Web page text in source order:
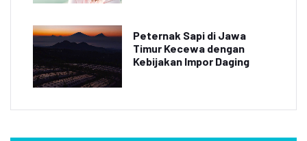
Peternak Sapi di Jawa
Timur Kecewa dengan
Kebijakan Impor Daging